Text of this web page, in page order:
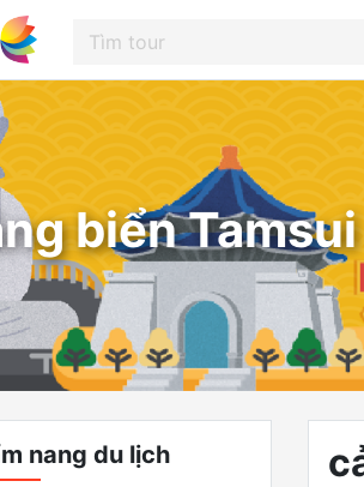
biển Tamsui
nang du lịch